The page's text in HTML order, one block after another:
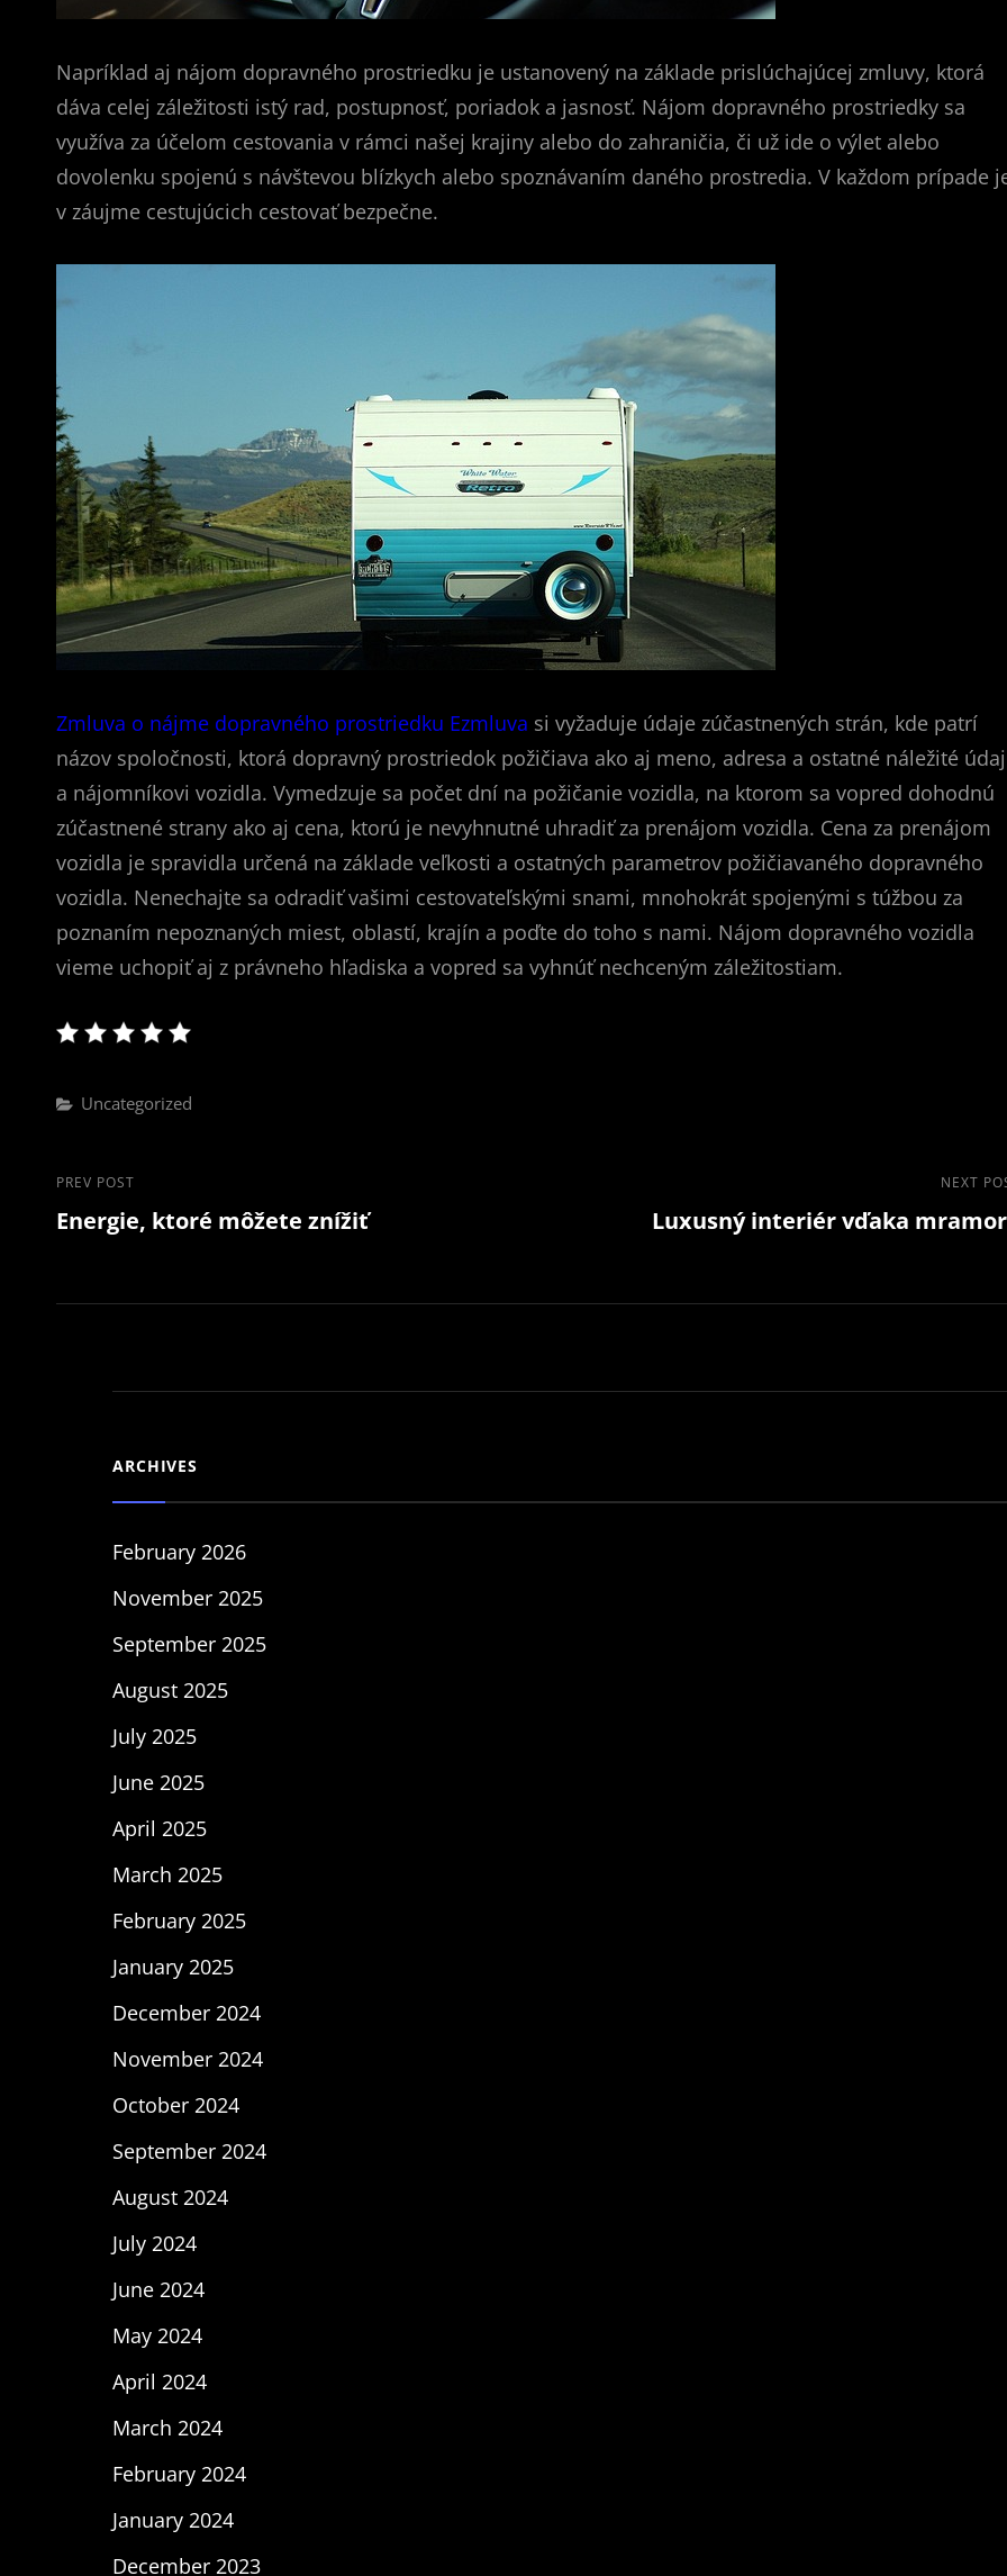
Napríklad aj nájom dopravného prostriedku je ustanovený na základe prislúchajúcej zmluvy, ktorá
dáva celej záležitosti istý rad, postupnosť, poriadok a jasnosť. Nájom dopravného prostriedky sa
využíva za účelom cestovania v rámci našej krajiny alebo do zahraničia, či už ide o výlet alebo
dovolenku spojenú s návštevou blízkych alebo spoznávaním daného prostredia. V každom prípade
v záujme cestujúcich cestovať bezpečne.
Zmluva o nájme dopravného prostriedku Ezmluva si vyžaduje údaje zúčastnených strán, kde patrí
názov spoločnosti, ktorá dopravný prostriedok požičiava ako aj meno, adresa a ostatné náležité
a nájomníkovi vozidla. Vymedzuje sa počet dní na požičanie vozidla, na ktorom sa vopred dohodnú
zúčastnené strany ako aj cena, ktorú je nevyhnutné uhradiť za prenájom vozidla. Cena za prenájom
vozidla je spravidla určená na základe veľkosti a ostatných parametrov požičiavaného dopravného
vozidla. Nenechajte sa odradiť vašimi cestovateľskými snami, mnohokrát spojenými s túžbou za
poznaním nepoznaných miest, oblastí, krajín a poďte do toho s nami. Nájom dopravného vozidla
vieme uchopiť aj z právneho hľadiska a vopred sa vyhnúť nechceným záležitostiam.
Categories
Uncategorized
Post
navigation
Previous
Post
PREV POST
Energie, ktoré môžete znížiť
NEXT
Luxusný interiér vďaka
ARCHIVES
February 2026
November 2025
September 2025
August 2025
July 2025
June 2025
April 2025
March 2025
February 2025
January 2025
December 2024
November 2024
October 2024
September 2024
August 2024
July 2024
June 2024
May 2024
April 2024
March 2024
February 2024
January 2024
December 2023